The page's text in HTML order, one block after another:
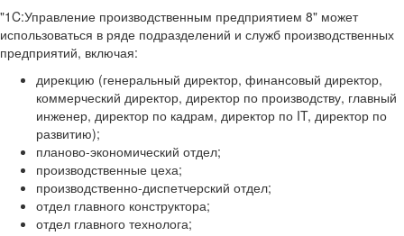
"1C:Управление производственным предприятием 8" может
использоваться в ряде подразделений и служб производственных
предприятий, включая:
дирекцию (генеральный директор, финансовый директор,
коммерческий директор, директор по производству, главный
инженер, директор по кадрам, директор по IT, директор по
развитию);
планово-экономический отдел;
производственные цеха;
производственно-диспетчерский отдел;
отдел главного конструктора;
отдел главного технолога;